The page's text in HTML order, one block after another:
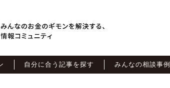
自分に合う記事を探す みんなの相談事